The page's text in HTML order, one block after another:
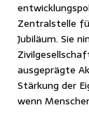
Zentralstelle
Jubiläum. Sie
ausgeprägte
Stärkung der
wenn